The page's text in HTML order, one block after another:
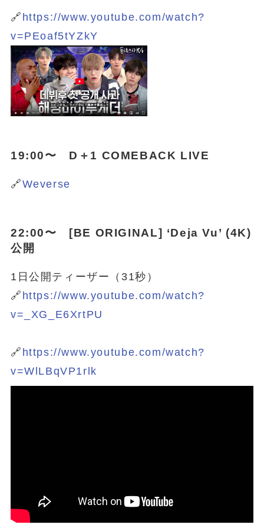
🔗 https://www.youtube.com/watch?
v=PEoaf5tYZkY
19:00〜 D＋1 COMEBACK LIVE
🔗Weverse‬
22:00〜 [BE ORIGINAL] ‘Deja Vu’ (4K)
公開
1日公開ティーザー（31秒）
🔗 https://www.youtube.com/watch?
v=_XG_E6XrtPU
🔗 https://www.youtube.com/watch?
v=WlLBqVP1rlk